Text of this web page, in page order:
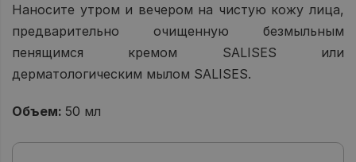
Наносите утром и вечером на чистую кожу лица,
предварительно очищенную безмыльным
пенящимся кремом SALISES или
дерматологическим мылом SALISES.
Объем: 50 мл